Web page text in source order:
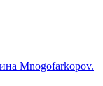
Mnogofarkopov.